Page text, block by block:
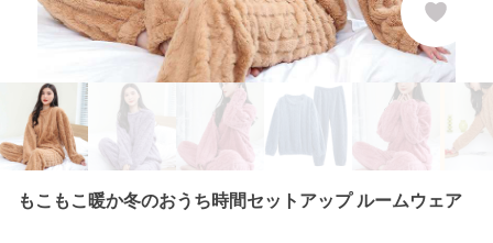
もこもこ暖か冬のおうち時間セットアップ ルームウェア